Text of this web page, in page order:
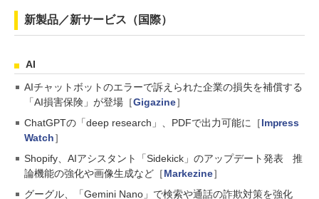
新製品／新サービス（国際）
AI
AIチャットボットのエラーで訴えられた企業の損失を補償する
「AI損害保険」が登場［Gigazine］
ChatGPTの「deep research」、PDFで出力可能に［Impress
Watch］
Shopify、AIアシスタント「Sidekick」のアップデート発表 推
論機能の強化や画像生成など［Markezine］
グーグル、「Gemini Nano」で検索や通話の詐欺対策を強化